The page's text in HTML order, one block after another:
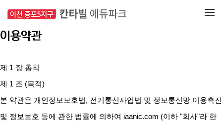
이용약관
제 1 장 총칙
제 1 조 (목적)
본 약관은 개인정보보호법, 전기통신사업법 및 정보통신망 이용촉진
및 정보보호 등에 관한 법률에 의하여 iaanic.com (이하 "회사"라 한